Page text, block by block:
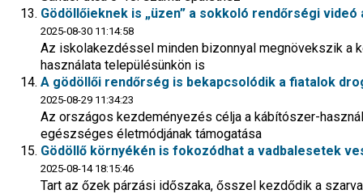
Gödöllőieknek is „üzen” a sokkoló rendőrségi
2025-08-30 11:14:58
Az iskolakezdéssel minden bizonnyal megnövekszik
használata településünkön is
A gödöllői rendőrség is bekapcsolódik a fiatalok
2025-08-29 11:34:23
Az országos kezdeményezés célja a kábítószer-
egészséges életmódjának támogatása
Gödöllő környékén is fokozódhat a vadbalesetek
2025-08-14 18:15:46
Tart az őzek párzási időszaka, ősszel kezdődik a